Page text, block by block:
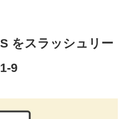
をスラッシュリー
9